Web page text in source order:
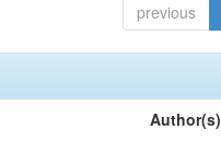
previous
Author(s)